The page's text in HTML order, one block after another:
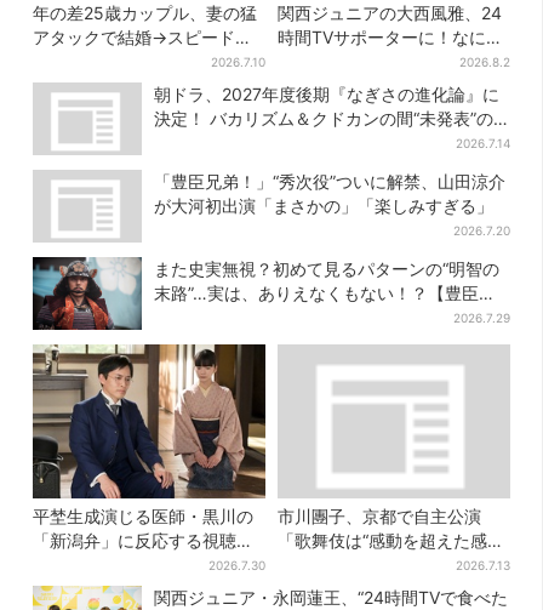
年の差25歳カップル、妻の猛
アタックで結婚→スピード離
婚に…驚きの理由は「新しい
髪型」
2026.7.10
関西ジュニアの大西風雅、24
時間TVサポーターに！なにわ
男子・藤原丈一郎からの応援
メッセージを告白
2026.8.2
朝ドラ、2027年度後期『なぎさの進化論』に
決定！ バカリズム＆クドカンの間“未発表”の
2026.7.14
「豊臣兄弟！」“秀次役”ついに解禁、山田涼介
が大河初出演「まさかの」「楽しみすぎる」
2026.7.20
また史実無視？初めて見るパターンの“明智の
末路”…実は、ありえなくもない！？【豊臣兄
2026.7.29
平埜生成演じる医師・黒川の
「新潟弁」に反応する視聴者
2026.7.30
市川團子、京都で自主公演
「歌舞伎は“感動を超えた感
動”がある」戦友・市川染五郎
も
2026.7.13
関西ジュニア・永岡蓮王、“24時間TVで食べた